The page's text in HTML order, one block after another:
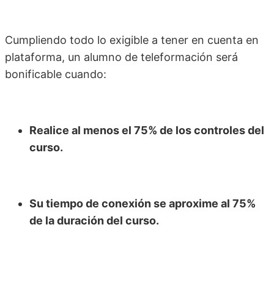
Cumpliendo todo lo exigible a tener en cuenta en
plataforma, un alumno de teleformación será
bonificable cuando:
Realice al menos el 75% de los controles del
curso.
Su tiempo de conexión se aproxime al 75%
de la duración del curso.